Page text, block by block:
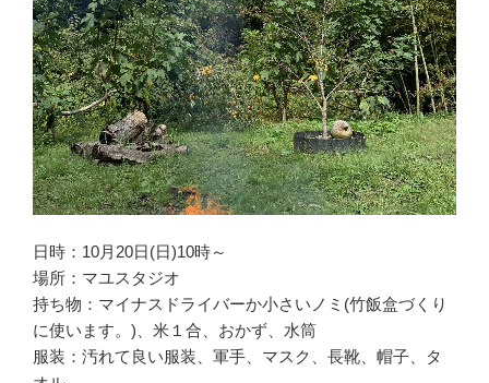
日時：10月20日(日)10時～
場所：マユスタジオ
持ち物：マイナスドライバーか小さいノミ(竹飯盒づくり
に使います。)、米１合、おかず、水筒
服装：汚れて良い服装、軍手、マスク、長靴、帽子、タ